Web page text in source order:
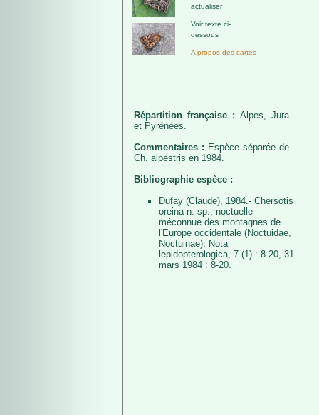
actualiser
Voir texte ci-
dessous
A propos des cartes
Répartition française : Alpes, Jura
et Pyrénées.
Commentaires : Espèce séparée de
Ch. alpestris en 1984.
Bibliographie espèce :
Dufay (Claude), 1984.- Chersotis
oreina n. sp., noctuelle
méconnue des montagnes de
l'Europe occidentale (Noctuidae,
Noctuinae). Nota
lepidopterologica, 7 (1) : 8-20, 31
mars 1984 : 8-20.